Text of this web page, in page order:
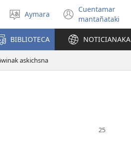
Select
language
Aymara
Cuentamar
mantañataki
(opens
new
window)
BIBLIOTECA NOTICIANAKA
askichsna